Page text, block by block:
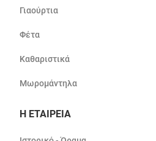
Γιαούρτια
Φέτα
Καθαριστικά
Μωρομάντηλα
Η ΕΤΑΙΡΕΙΑ